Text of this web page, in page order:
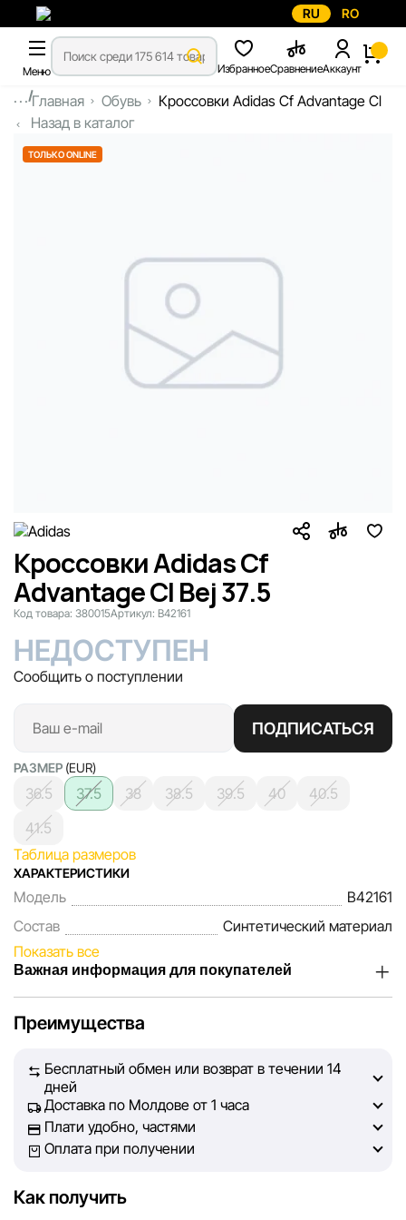
RU RO
Меню ИзбранноеСравнениеАккаунт
...Главная Обувь
Кроссовки Adidas Cf Advantage Cl
Назад в каталог
ТОЛЬКО ONLINE
Кроссовки Adidas Cf
Advantage Cl Bej 37.5
Код товара: 380015Артикул: B42161
НЕДОСТУПЕН
Сообщить о поступлении
ПОДПИСАТЬСЯ
РАЗМЕР (EUR)
36.5 37.5 38 38.5 39.5 40
40.5
41.5
Таблица размеров
ХАРАКТЕРИСТИКИ
Модель
B42161
Состав
Синтетический материал
Показать все
Важная информация для покупателей
наших покупателей. Каждый день мы работаем над тем,
на сайте, была максимально полной, объективной и
актуальной. Наша цель — обеспечить вас достоверной
информацией, чтобы вы смогли принять лучшее
решение о покупке.
не может гарантировать абсолютную точность всех
Преимущества
Бесплатный обмен или возврат в течении 14
дней
Доставка по Молдове от 1 часа
Плати удобно, частями
Оплата при получении
Как получить